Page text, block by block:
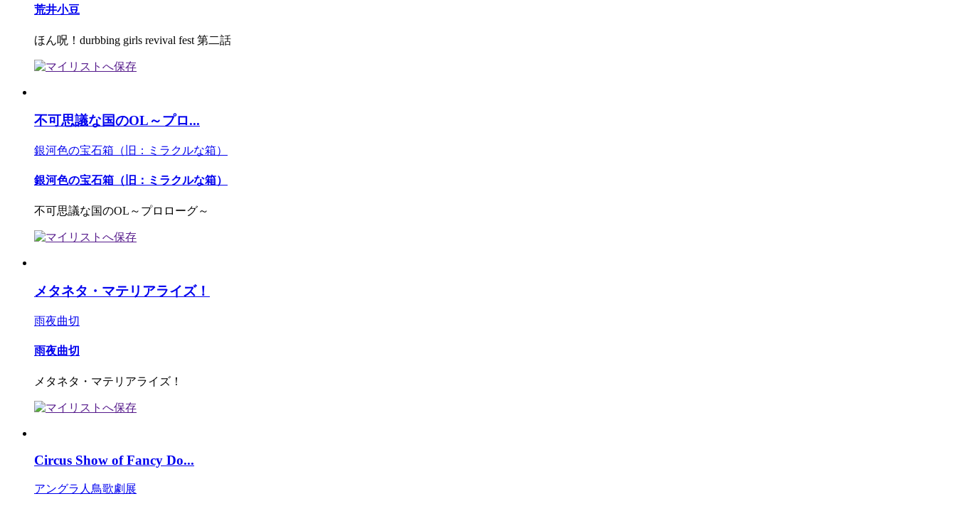
荒井小豆
ほん呪！durbbing girls revival fest 第二話
不可思議な国のOL～プロ...
銀河色の宝石箱（旧：ミラクルな箱）
銀河色の宝石箱（旧：ミラクルな箱）
不可思議な国のOL～プロローグ～
メタネタ・マテリアライズ！
雨夜曲切
雨夜曲切
メタネタ・マテリアライズ！
Circus Show of Fancy Do...
アングラ人鳥歌劇展